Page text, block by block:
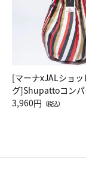
[マーナxJALショッ
グ]Shupattoコン
Drop JAL客室乗務
3,960円 （税込）